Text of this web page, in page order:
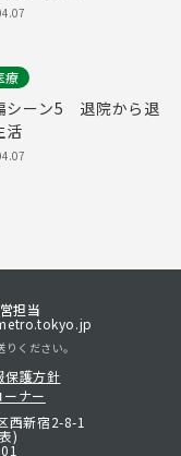
療
シーン5 退院から退
活
担当
ください。
保護方針
ナー
西新宿2-8-1
)